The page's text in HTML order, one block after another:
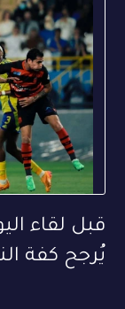
قبل لقاء
يُرجح كفة